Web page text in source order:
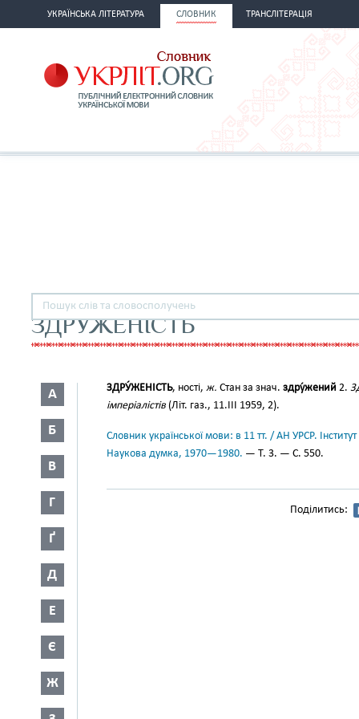
УКРАЇНСЬКА ЛІТЕРАТУРА СЛОВНИК ТРАНСЛІТЕРАЦІЯ
ЗДРУЖЕНІСТЬ
А
Б
В
Г
Ґ
Д
Е
Є
Ж
ЗДРУ́ЖЕНІСТЬ, ності, ж. Стан за знач. здру́жений 2.
імперіалістів (Літ. газ., 11.III 1959, 2).
Словник української мови: в 11 тт. / АН УРСР.
Наукова думка, 1970—1980. — Т. 3. — С. 550.
Поділитись: